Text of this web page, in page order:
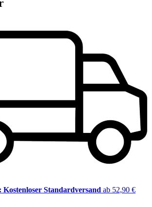
Kostenloser Standardversand ab 52,90 €